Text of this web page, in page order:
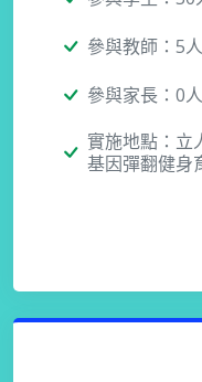
參與教師：5人
參與家長：0人
實施地點：立
基因彈翻健身